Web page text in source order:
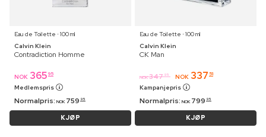
Eau de Toilette ⋅ 100 ml
Calvin Klein
Contradiction Homme
NOK 365 95
Medlemspris
Normalpris: NOK 759 95
KJØP
Eau de Toilette ⋅ 100 ml
Calvin Klein
CK Man
NOK 347 95 NOK 337 51
Kampanjepris
Normalpris: NOK 799 95
KJØP